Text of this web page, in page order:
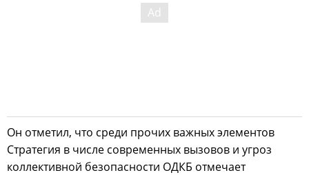
Он отметил, что среди прочих важных элементов
Стратегия в числе современных вызовов и угроз
коллективной безопасности ОДКБ отмечает